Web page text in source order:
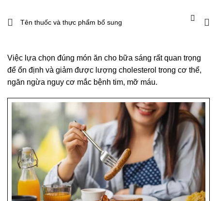
Việc lựa chọn đúng món ăn cho bữa sáng rất quan trọng
để ổn định và giảm được lượng cholesterol trong cơ thể,
ngăn ngừa nguy cơ mắc bệnh tim, mỡ máu.